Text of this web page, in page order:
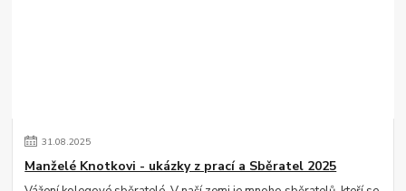
31.08.2025
Manželé Knotkovi - ukázky z prací a Sběratel 2025